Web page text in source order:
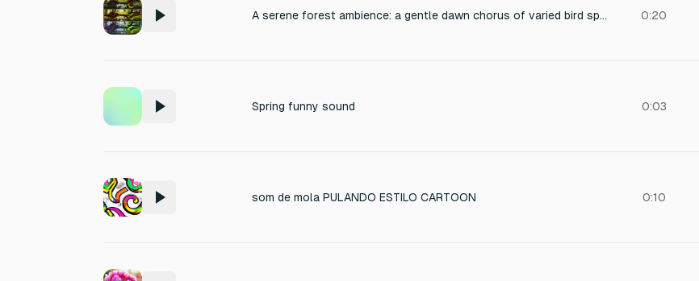
A serene forest ambience: a gentle dawn chorus of varied bird species (robins, thrushes, and warblers) in a dense deciduous woodland. Birds chirp at a relaxed, organic rhythm with occasional fluttering wings. Soft wind rustles leaves in the background, and a distant trickling stream adds subtle water texture. Field recording with natural reverb and spatial depth, free of human-made noise, capturing the tranquil atmosphere of an early spring morning. 0:20
Spring funny sound 0:03
som de mola PULANDO ESTILO CARTOON 0:10